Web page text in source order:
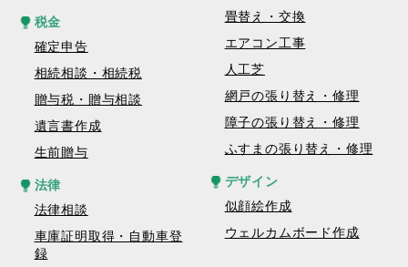
税金
確定申告
相続相談・相続税
贈与税・贈与相談
遺言書作成
生前贈与
法律
法律相談
車庫証明取得・自動車登
録
畳替え・交換
エアコン工事
人工芝
網戸の張り替え・修理
障子の張り替え・修理
ふすまの張り替え・修理
デザイン
似顔絵作成
ウェルカムボード作成